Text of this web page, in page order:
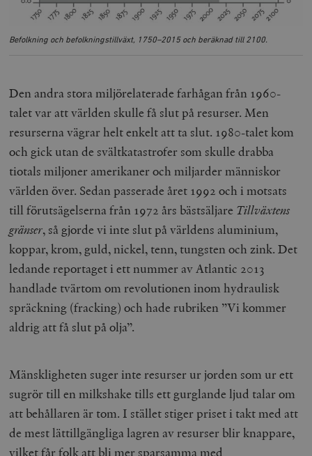
Befolkning och befolkningstillväxt, 1750–2015 och beräknad till 2100.
Den andra stora miljörelaterade farhågan från 1960-
talet var att världen skulle få slut på resurser. Men
resurserna vägrar helt enkelt att ta slut. 1980-talet kom
och gick utan de svältkatastrofer som skulle drabba
tiotals miljoner amerikaner och miljarder människor
världen över. Sedan passerade året 1992 och i motsats
till förutsägelserna från 1972 års bästsäljare Tillväxtens
gränser, så gjorde vi inte slut på världens aluminium,
koppar, krom, guld, nickel, tenn, tungsten och zink. Det
ledande reportaget i ett nummer avAtlantic 2013
handlade tvärtom om revolutionen inom hydraulisk
spräckning (fracking) och hade rubriken ”Vi kommer
aldrig att få slut på olja”.
Mänskligheten suger inte resurser ur jorden som ur ett
sugrör till en milkshake tills ett gurglande ljud talar om
att behållaren är tom. I stället stiger priset i takt med att
de mest lättillgängliga lagren av resurser blir knappare,
vilket får folk att bli mer sparsamma med